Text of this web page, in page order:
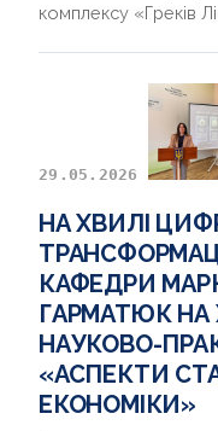
комплексу «Греків
29.05.2026
НА ХВИЛІ
КАФЕДРИ
ГАРМАТЮК НА
НАУКОВО-
«АСПЕКТИ
ЕКОНОМІКИ»